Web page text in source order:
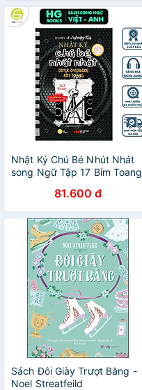
Nhật Ký Chú Bé Nhút Nhát
song Ngữ Tập 17 Bỉm Toang
81.600 đ
Sách Đôi Giày Trượt Băng -
Noel Streatfeild